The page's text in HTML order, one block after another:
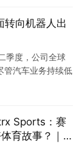
转向机器人出
季度，公司全球
管汽车业务持续低
Sports：赛
育故事？｜